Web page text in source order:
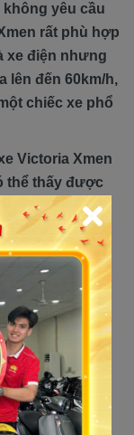
yêu cầu
rất phù hợp
xe điện nhưng
lên đến 60km/h,
chiếc xe phổ
Victoria Xmen
thể thấy được
sở hữu nhất
Nếu bạn
điện có thể
TP HCM và 1
Tiến: